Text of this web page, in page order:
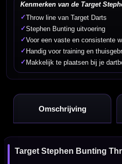
Kenmerken van de Target
✓ Throw line van Target Darts
✓Stephen Bunting uitvoering
✓Voor een vaste en consistente
✓ Handig voor training en
✓ Makkelijk te plaatsen bij je
Omschrijving
Target Stephen Bunting